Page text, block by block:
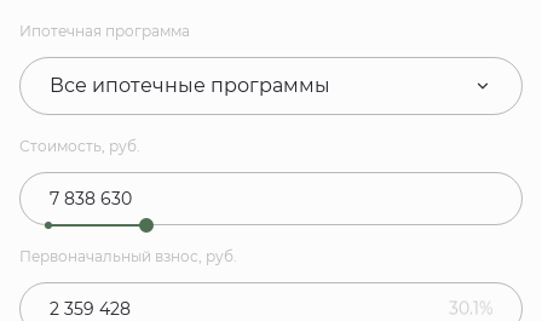
Ипотечная программа
Все ипотечные программы
Стоимость, руб.
Первоначальный взнос, руб.
30.1%